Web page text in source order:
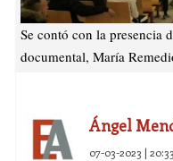
Se contó con la presencia
documental, María
Ángel
07-03-2023 | 20:33